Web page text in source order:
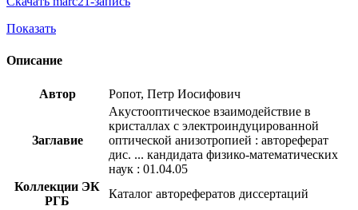
Показать
Описание
Автор Ропот, Петр Иосифович
Заглавие
Акустооптическое взаимодействие в
кристаллах с электроиндуцированной
оптической анизотропией : автореферат
дис. ... кандидата физико-математических
наук : 01.04.05
Коллекции ЭК
РГБ
Каталог авторефератов диссертаций